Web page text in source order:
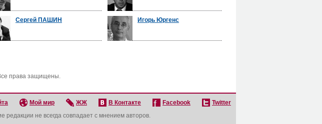
Сергей ПАШИН Игорь Юргенс
права защищены.
Мой мир ЖЖ В Контакте Facebook
Twitter
редакции не всегда совпадает с мнением авторов.